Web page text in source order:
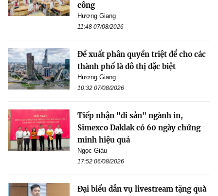
công
Hương Giang
11:48 07/08/2026
Đề xuất phân quyền triệt để cho các
thành phố là đô thị đặc biệt
Hương Giang
10:32 07/08/2026
Tiếp nhận "di sản" ngành in,
Simexco Daklak có 60 ngày chứng
minh hiệu quả
Ngọc Giàu
17:52 06/08/2026
Đại biểu dẫn vụ livestream tặng quà